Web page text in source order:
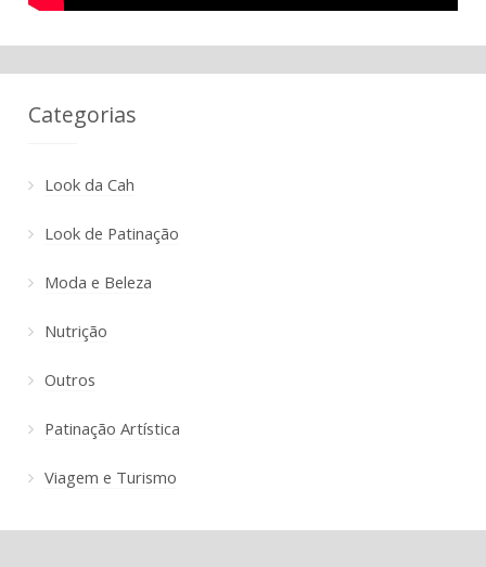
Categorias
Look da Cah
Look de Patinação
Moda e Beleza
Nutrição
Outros
Patinação Artística
Viagem e Turismo